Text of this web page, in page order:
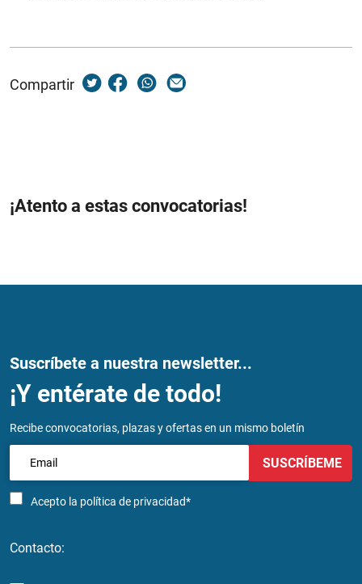
Compartir
¡Atento a estas convocatorias!
Suscríbete a nuestra newsletter...
¡Y entérate de todo!
Recibe convocatorias, plazas y ofertas en un mismo boletín
Acepto la política de privacidad*
SUSCRÍBEME
Contacto: